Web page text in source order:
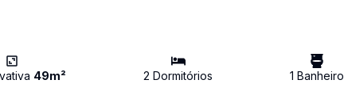
49m² 2 Dormitórios 1 Banheiro